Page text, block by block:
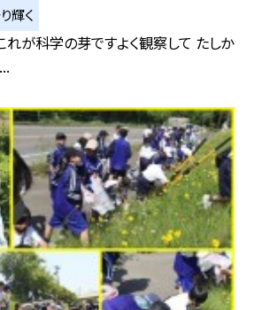
輝く
れが科学の芽ですよく観察して たしか